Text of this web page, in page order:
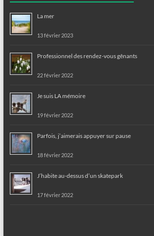
La mer
13 février 2023
Professionnel des rendez-vous gênants
22 février 2022
Je suis LA mémoire
19 février 2022
Parfois, j’aimerais appuyer sur pause
18 février 2022
J’habite au-dessus d’un skatepark
17 février 2022